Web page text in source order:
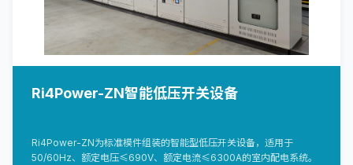
Ri4Power-ZN智能低压开关设备
Ri4Power-ZN为标准模件组装的智能型低压开关设备，适用于
50/60Hz、额定电压≤690V、额定电流≤6300A的室内配电系统。